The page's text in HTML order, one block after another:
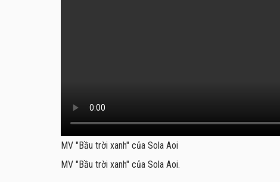
MV "Bầu trời xanh" của Sola Aoi
MV "Bầu trời xanh" của Sola Aoi.